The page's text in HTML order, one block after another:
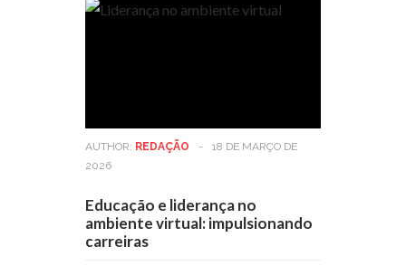
AUTHOR: REDAÇÃO -
18 DE MARÇO DE
2026
Educação e liderança no
ambiente virtual: impulsionando
carreiras